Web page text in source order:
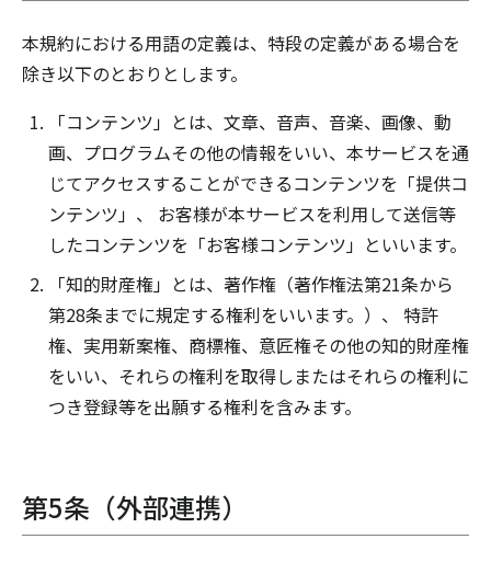
本規約における用語の定義は、特段の定義がある場合を
除き以下のとおりとします。
「コンテンツ」とは、文章、音声、音楽、画像、動
画、プログラムその他の情報をいい、本サービスを通
じてアクセスすることができるコンテンツを「提供コ
ンテンツ」、 お客様が本サービスを利用して送信等
したコンテンツを「お客様コンテンツ」といいます。
「知的財産権」とは、著作権（著作権法第21条から
第28条までに規定する権利をいいます。）、 特許
権、実用新案権、商標権、意匠権その他の知的財産権
をいい、それらの権利を取得しまたはそれらの権利に
つき登録等を出願する権利を含みます。
第5条（外部連携）